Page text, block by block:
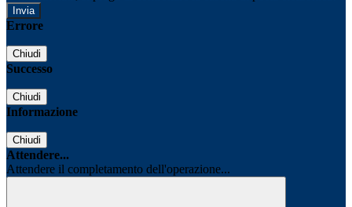
Errore
Chiudi
Successo
Chiudi
Informazione
Chiudi
Attendere...
Attendere il completamento dell'operazione...